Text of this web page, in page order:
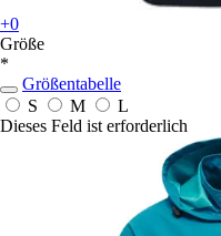
+0
Größe
*
Größentabelle
S
M
L
Dieses Feld ist erforderlich